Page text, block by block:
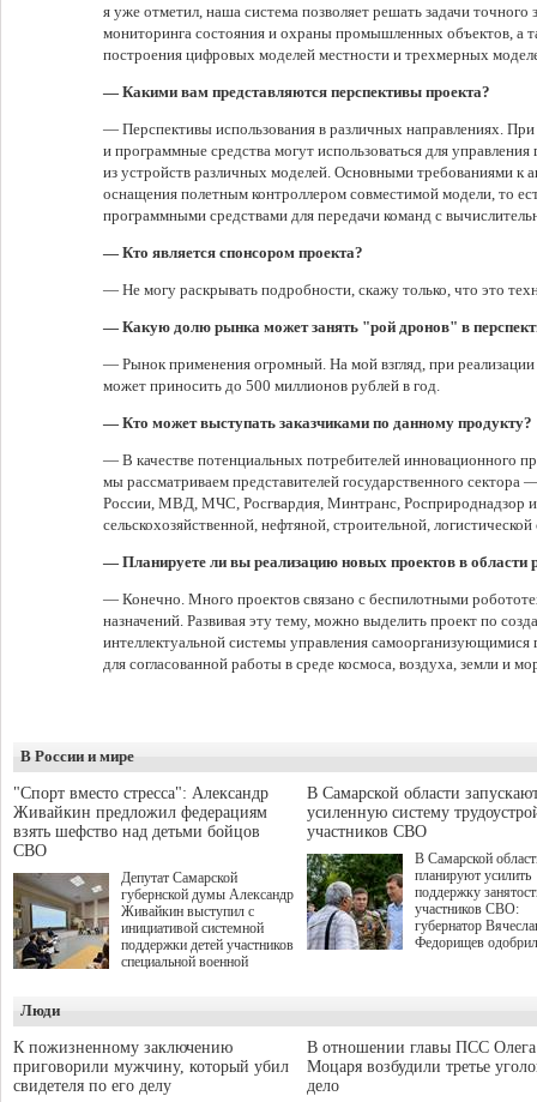
я уже отметил, наша система позволяет решать задачи точного
мониторинга состояния и охраны промышленных объектов, а
построения цифровых моделей местности и трехмерных
— Какими вам представляются перспективы проекта?
— Перспективы использования в различных направлениях. При
и программные средства могут использоваться для
из устройств различных моделей. Основными требованиями к
оснащения полетным контроллером совместимой модели, то
программными средствами для передачи команд с
— Кто является спонсором проекта?
— Не могу раскрывать подробности, скажу только, что это
— Какую долю рынка может занять "рой дронов" в
— Рынок применения огромный. На мой взгляд, при реализации
может приносить до 500 миллионов рублей в год.
— Кто может выступать заказчиками по данному продукту?
— В качестве потенциальных потребителей инновационного
мы рассматриваем представителей государственного
России, МВД, МЧС, Росгвардия, Минтранс, Росприроднадзор и
сельскохозяйственной, нефтяной, строительной, логистической
— Планируете ли вы реализацию новых проектов в области
— Конечно. Много проектов связано с беспилотными
назначений. Развивая эту тему, можно выделить проект по
интеллектуальной системы управления
для согласованной работы в среде космоса, воздуха, земли и
В России и мире
"Спорт вместо стресса": Александр
Живайкин предложил федерациям
взять шефство над детьми бойцов
СВО
Депутат Самарской
губернской думы Александр
Живайкин выступил с
инициативой системной
поддержки детей участников
специальной военной
"Помощь фронту и семьям
участников СВО", которая
прошла в Отрадном 7
августа.
В Самарской области
усиленную систему
участников СВО
В Самарской
планируют усилить
поддержку
участников СВО:
губернатор
Федорищев
на трудоустройство
спокойную
мирной жизни.
Люди
К пожизненному заключению
приговорили мужчину, который убил
свидетеля по его делу
В отношении главы ПСС Олега
Моцаря возбудили третье
дело